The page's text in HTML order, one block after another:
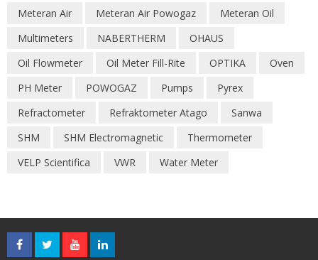
Meteran Air
Meteran Air Powogaz
Meteran Oil
Multimeters
NABERTHERM
OHAUS
Oil Flowmeter
Oil Meter Fill-Rite OPTIKA
Oven
PH Meter
POWOGAZ Pumps
Pyrex
Refractometer
Refraktometer Atago
Sanwa
SHM
SHM Electromagnetic
Thermometer
VELP Scientifica
VWR Water Meter